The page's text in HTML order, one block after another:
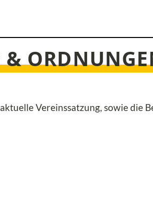
&
Vereinssatzung, sowie die